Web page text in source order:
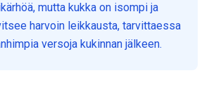
mutta kukka on isompi ja
harvoin leikkausta, tarvittaessa
versoja kukinnan jälkeen.